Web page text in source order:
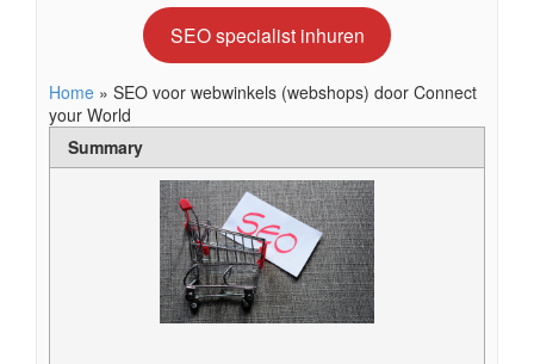
SEO specialist inhuren
Home » SEO voor webwinkels (webshops) door Connect
your World
Summary